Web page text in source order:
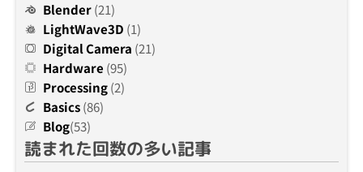
Blender(21)
LightWave3D (1)
Digital Camera (21)
Hardware (95)
Processing(2)
Basics(86)
Blog(53)
読まれた回数の多い記事